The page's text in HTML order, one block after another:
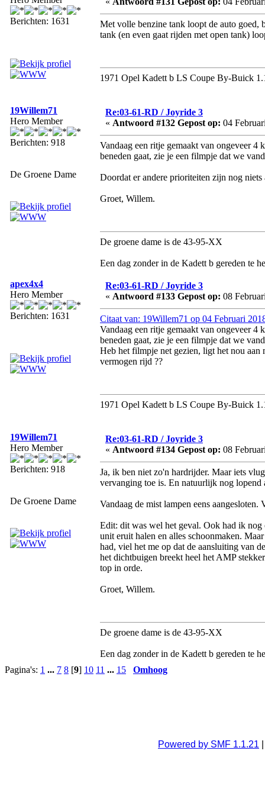
Berichten: 1631
Met volle benzine tank loopt de auto goed,
tank (en even gaat rijden met open tank)
1971 Opel Kadett b LS Coupe By-Buick
19Willem71
Hero Member
Berichten: 918
De Groene Dame
Re:03-61-RD / Joyride 3
« Antwoord #132 Gepost op: 04
Vandaag een ritje gemaakt van ongeveer
beneden gaat, zie je een filmpje dat we
Doordat er andere prioriteiten zijn nog
Groet, Willem.
De groene dame is de 43-95-XX
Een dag zonder in de Kadett b gereden te
apex4x4
Hero Member
Berichten: 1631
Re:03-61-RD / Joyride 3
« Antwoord #133 Gepost op: 08
Citaat van: 19Willem71 op 04 Februari
Vandaag een ritje gemaakt van ongeveer
beneden gaat, zie je een filmpje dat we
Heb het filmpje net gezien, ligt het nou
vermogen rijd ??
1971 Opel Kadett b LS Coupe By-Buick
19Willem71
Hero Member
Berichten: 918
De Groene Dame
Re:03-61-RD / Joyride 3
« Antwoord #134 Gepost op: 08
Ja, ik ben niet zo'n hardrijder. Maar iets
vervanging toe is. En natuurlijk nog lopend
Vandaag de mist lampen eens
Edit: dit was wel het geval. Ook had ik
unit eruit halen en alles schoonmaken.
had, viel het me op dat de aansluiting van
het dichtbuigen breekt heel het AMP
top in orde.
Groet, Willem.
De groene dame is de 43-95-XX
Een dag zonder in de Kadett b gereden te
Pagina's: 1 ... 7 8 [9] 10 11 ... 15 Omhoog
Powered by SMF 1.1.21